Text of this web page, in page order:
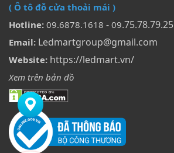
( Ô tô đỗ cửa thoải mái )
Hotline: 09.6878.1618 - 09.75.78.79.25
Email: Ledmartgroup@gmail.com
Website: https://ledmart.vn/
Xem trên bản đồ